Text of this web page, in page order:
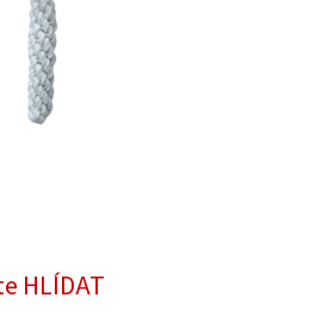
HLÍDAT